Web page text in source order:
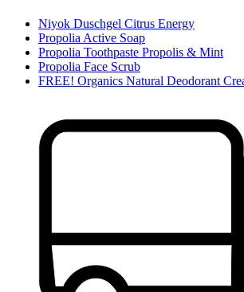
Niyok Duschgel Citrus Energy
Propolia Active Soap
Propolia Toothpaste Propolis & Mint
Propolia Face Scrub
FREE! Organics Natural Deodorant